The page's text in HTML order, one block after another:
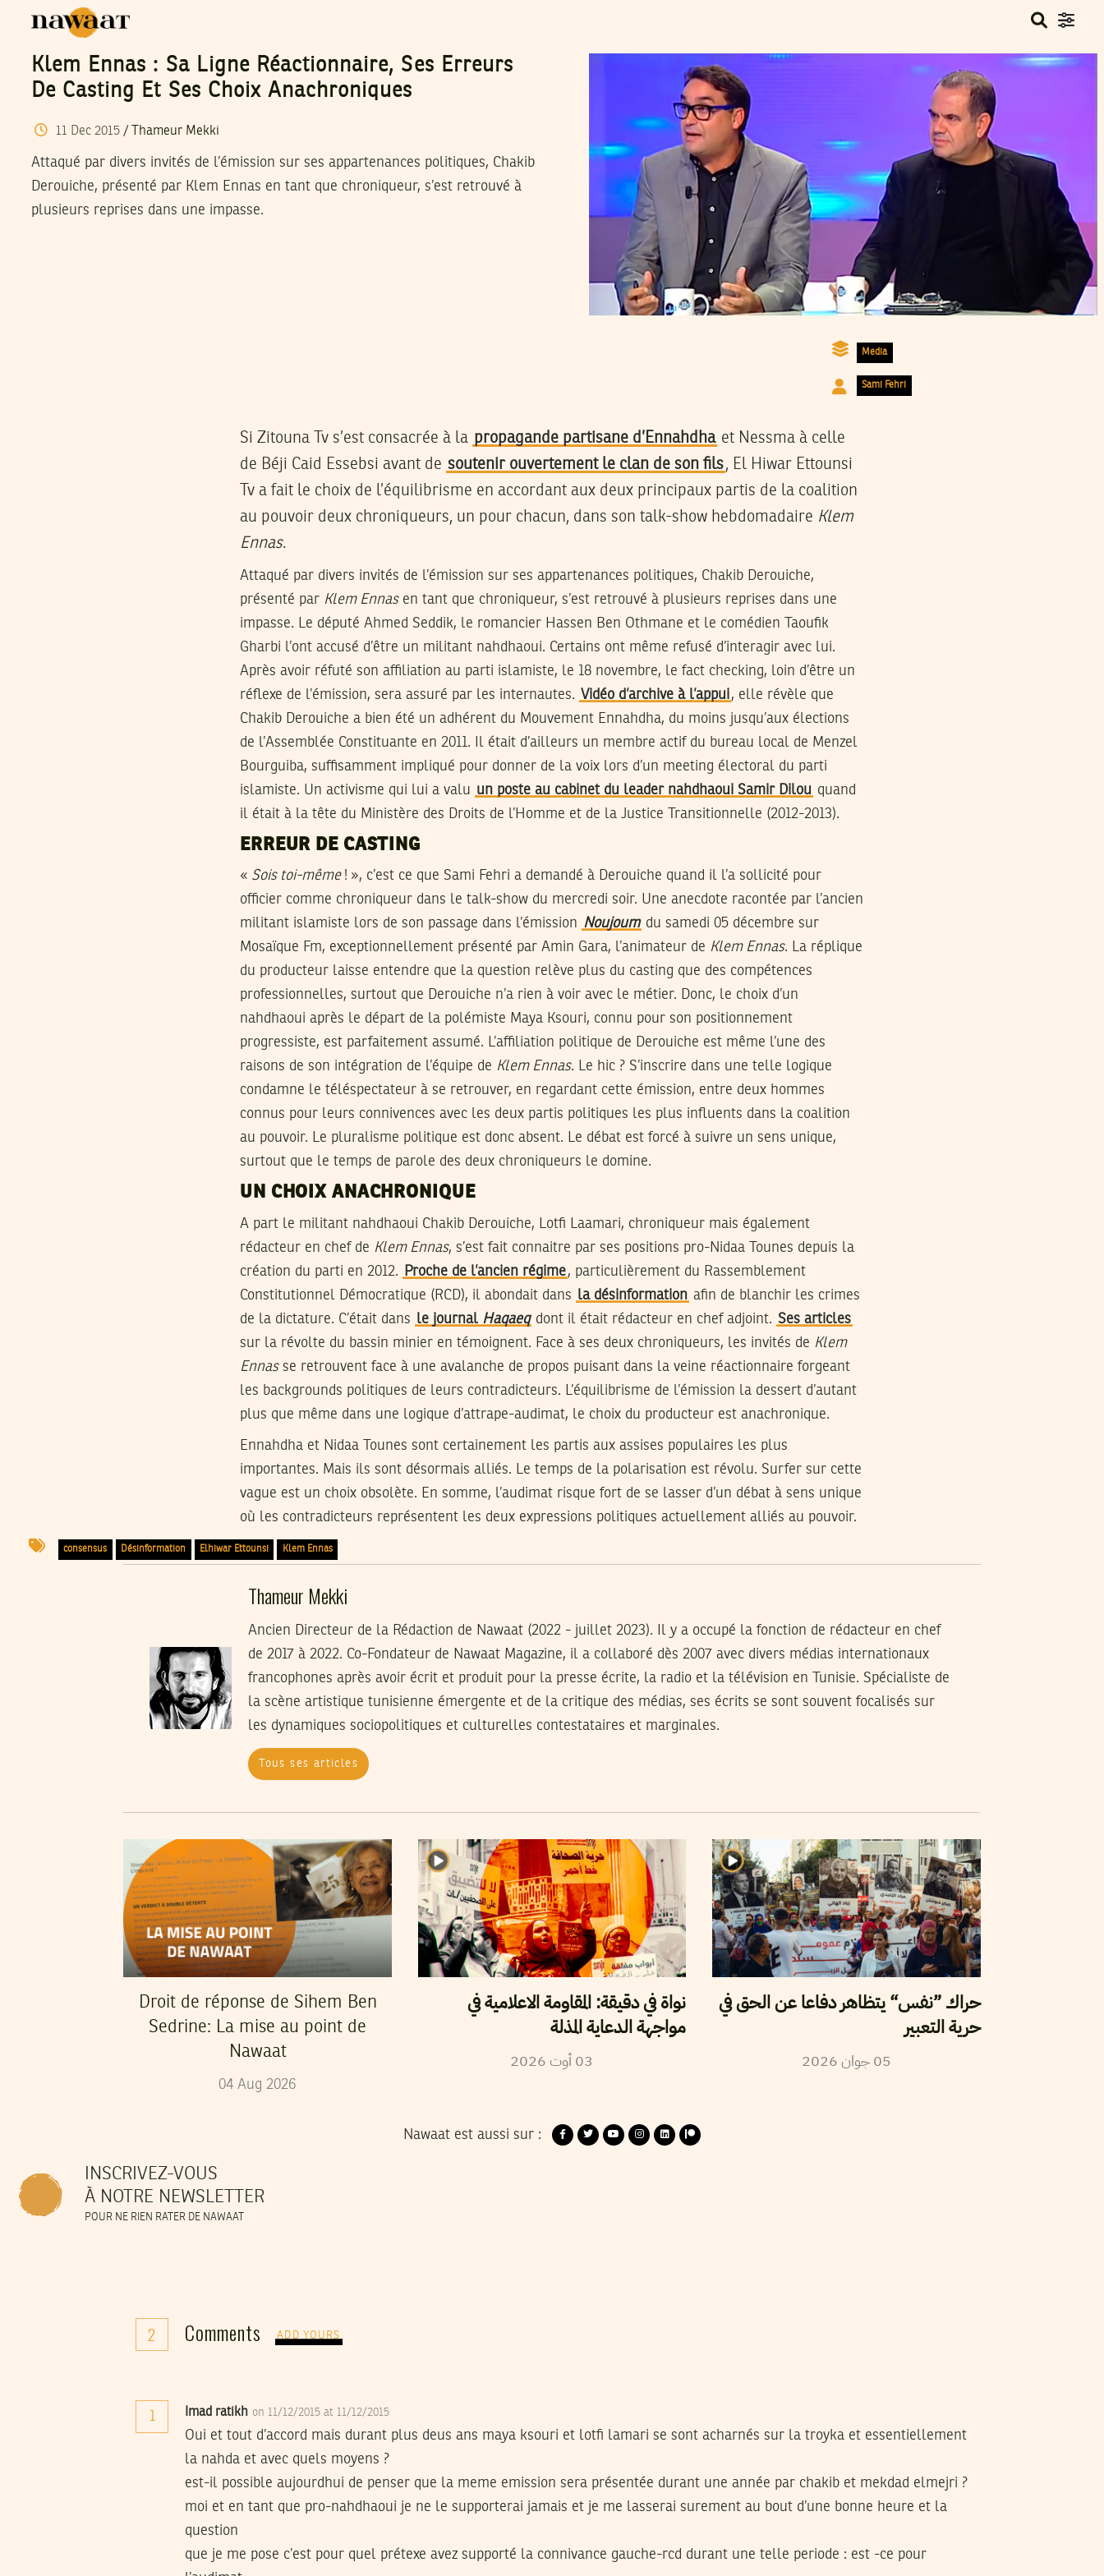
Klem Ennas : Sa Ligne Réactionnaire, Ses Erreurs
De Casting Et Ses Choix Anachroniques
11 Dec 2015/ Thameur Mekki
Attaqué par divers invités de l’émission sur ses appartenances politiques, Chakib
Derouiche, présenté par Klem Ennas en tant que chroniqueur, s’est retrouvé à
plusieurs reprises dans une impasse.
Media
Sami Fehri
Si Zitouna Tv s’est consacrée à la propagande partisane d’Ennahdha et Nessma à celle
de Béji Caid Essebsi avant de soutenir ouvertement le clan de son fils, El Hiwar Ettounsi
Tv a fait le choix de l’équilibrisme en accordant aux deux principaux partis de la coalition
au pouvoir deux chroniqueurs, un pour chacun, dans son talk-show hebdomadaire Klem
Ennas.
Attaqué par divers invités de l’émission sur ses appartenances politiques, Chakib Derouiche,
présenté par Klem Ennasen tant que chroniqueur, s’est retrouvé à plusieurs reprises dans une
impasse. Le député Ahmed Seddik, le romancier Hassen Ben Othmane et le comédien Taoufik
Gharbi l’ont accusé d’être un militant nahdhaoui. Certains ont même refusé d’interagir avec lui.
Après avoir réfuté son affiliation au parti islamiste, le 18 novembre, le fact checking, loin d’être un
réflexe de l’émission, sera assuré par les internautes. Vidéo d’archive à l’appui, elle révèle que
Chakib Derouiche a bien été un adhérent du Mouvement Ennahdha, du moins jusqu’aux élections
de l’Assemblée Constituante en 2011. Il était d’ailleurs un membre actif du bureau local de Menzel
Bourguiba, suffisamment impliqué pour donner de la voix lors d’un meeting électoral du parti
islamiste. Un activisme qui lui a valu un poste au cabinet du leader nahdhaoui Samir Dilou quand
il était à la tête du Ministère des Droits de l’Homme et de la Justice Transitionnelle (2012-2013).
ERREUR DE CASTING
« Sois toi-même! », c’est ce que Sami Fehri a demandé à Derouiche quand il l’a sollicité pour
officier comme chroniqueur dans le talk-show du mercredi soir. Une anecdote racontée par l’ancien
militant islamiste lors de son passage dans l’émission Noujoum du samedi 05 décembre sur
Mosaïque Fm, exceptionnellement présenté par Amin Gara, l’animateur de Klem Ennas. La réplique
du producteur laisse entendre que la question relève plus du casting que des compétences
professionnelles, surtout que Derouiche n’a rien à voir avec le métier. Donc, le choix d’un
nahdhaoui après le départ de la polémiste Maya Ksouri, connu pour son positionnement
progressiste, est parfaitement assumé. L’affiliation politique de Derouiche est même l’une des
raisons de son intégration de l’équipe de Klem Ennas. Le hic ? S’inscrire dans une telle logique
condamne le téléspectateur à se retrouver, en regardant cette émission, entre deux hommes
connus pour leurs connivences avec les deux partis politiques les plus influents dans la coalition
au pouvoir. Le pluralisme politique est donc absent. Le débat est forcé à suivre un sens unique,
surtout que le temps de parole des deux chroniqueurs le domine.
UN CHOIX ANACHRONIQUE
A part le militant nahdhaoui Chakib Derouiche, Lotfi Laamari, chroniqueur mais également
rédacteur en chef de Klem Ennas, s’est fait connaitre par ses positions pro-Nidaa Tounes depuis la
création du parti en 2012.
Proche de l’ancien régime, particulièrement du Rassemblement
Constitutionnel Démocratique (RCD), il abondait dans la désinformation afin de blanchir les crimes
de la dictature. C’était dans le journal Haqaeq dont il était rédacteur en chef adjoint. Ses articles
sur la révolte du bassin minier en témoignent. Face à ses deux chroniqueurs, les invités de Klem
Ennasse retrouvent face à une avalanche de propos puisant dans la veine réactionnaire forgeant
les backgrounds politiques de leurs contradicteurs. L’équilibrisme de l’émission la dessert d’autant
plus que même dans une logique d’attrape-audimat, le choix du producteur est anachronique.
Ennahdha et Nidaa Tounes sont certainement les partis aux assises populaires les plus
importantes. Mais ils sont désormais alliés. Le temps de la polarisation est révolu. Surfer sur cette
vague est un choix obsolète. En somme, l’audimat risque fort de se lasser d’un débat à sens unique
où les contradicteurs représentent les deux expressions politiques actuellement alliés au pouvoir.
consensus Désinformation Elhiwar Ettounsi Klem Ennas
Thameur Mekki
Ancien Directeur de la Rédaction de Nawaat (2022 - juillet 2023). Il y a occupé la fonction de rédacteur en chef
de 2017 à 2022. Co-Fondateur de Nawaat Magazine, il a collaboré dès 2007 avec divers médias internationaux
francophones après avoir écrit et produit pour la presse écrite, la radio et la télévision en Tunisie. Spécialiste de
la scène artistique tunisienne émergente et de la critique des médias, ses écrits se sont souvent focalisés sur
les dynamiques sociopolitiques et culturelles contestataires et marginales.
Tous ses articles
Droit de réponse de Sihem Ben
Sedrine: La mise au point de
Nawaat
04 Aug 2026
نواة في دقيقة: المقاومة الاعلامية في
مواجهة الدعاية المذلة
03أوت 2026
حراك ”نفس“ يتظاهر دفاعا عن الحق في
حرية التعبير
05جوان2026
Nawaat est aussi sur :
INSCRIVEZ-VOUS
À NOTRE NEWSLETTER
POUR NE RIEN RATER DE NAWAAT
2 Comments ADD YOURS
1 Imad ratikh on 11/12/2015 at 11/12/2015
Oui et tout d’accord mais durant plus deus ans maya ksouri et lotfi lamari se sont acharnés sur la troyka et essentiellement
la nahda et avec quels moyens ?
est-il possible aujourdhui de penser que la meme emission sera présentée durant une année par chakib et mekdad elmejri ?
moi et en tant que pro-nahdhaoui je ne le supporterai jamais et je me lasserai surement au bout d’une bonne heure et la
question
que je me pose c’est pour quel prétexe avez supporté la connivance gauche-rcd durant une telle periode : est -ce pour